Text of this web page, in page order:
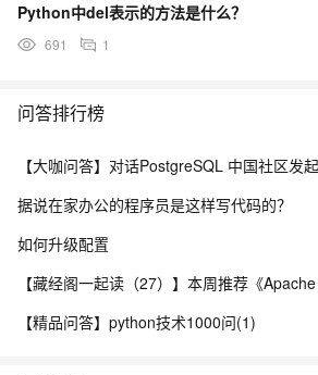
Python中del表示的方法是什么？
691 1
问答排行榜
据说在家办公的程序员是这样写代码的？
如何升级配置
【精品问答】python技术1000问(1)